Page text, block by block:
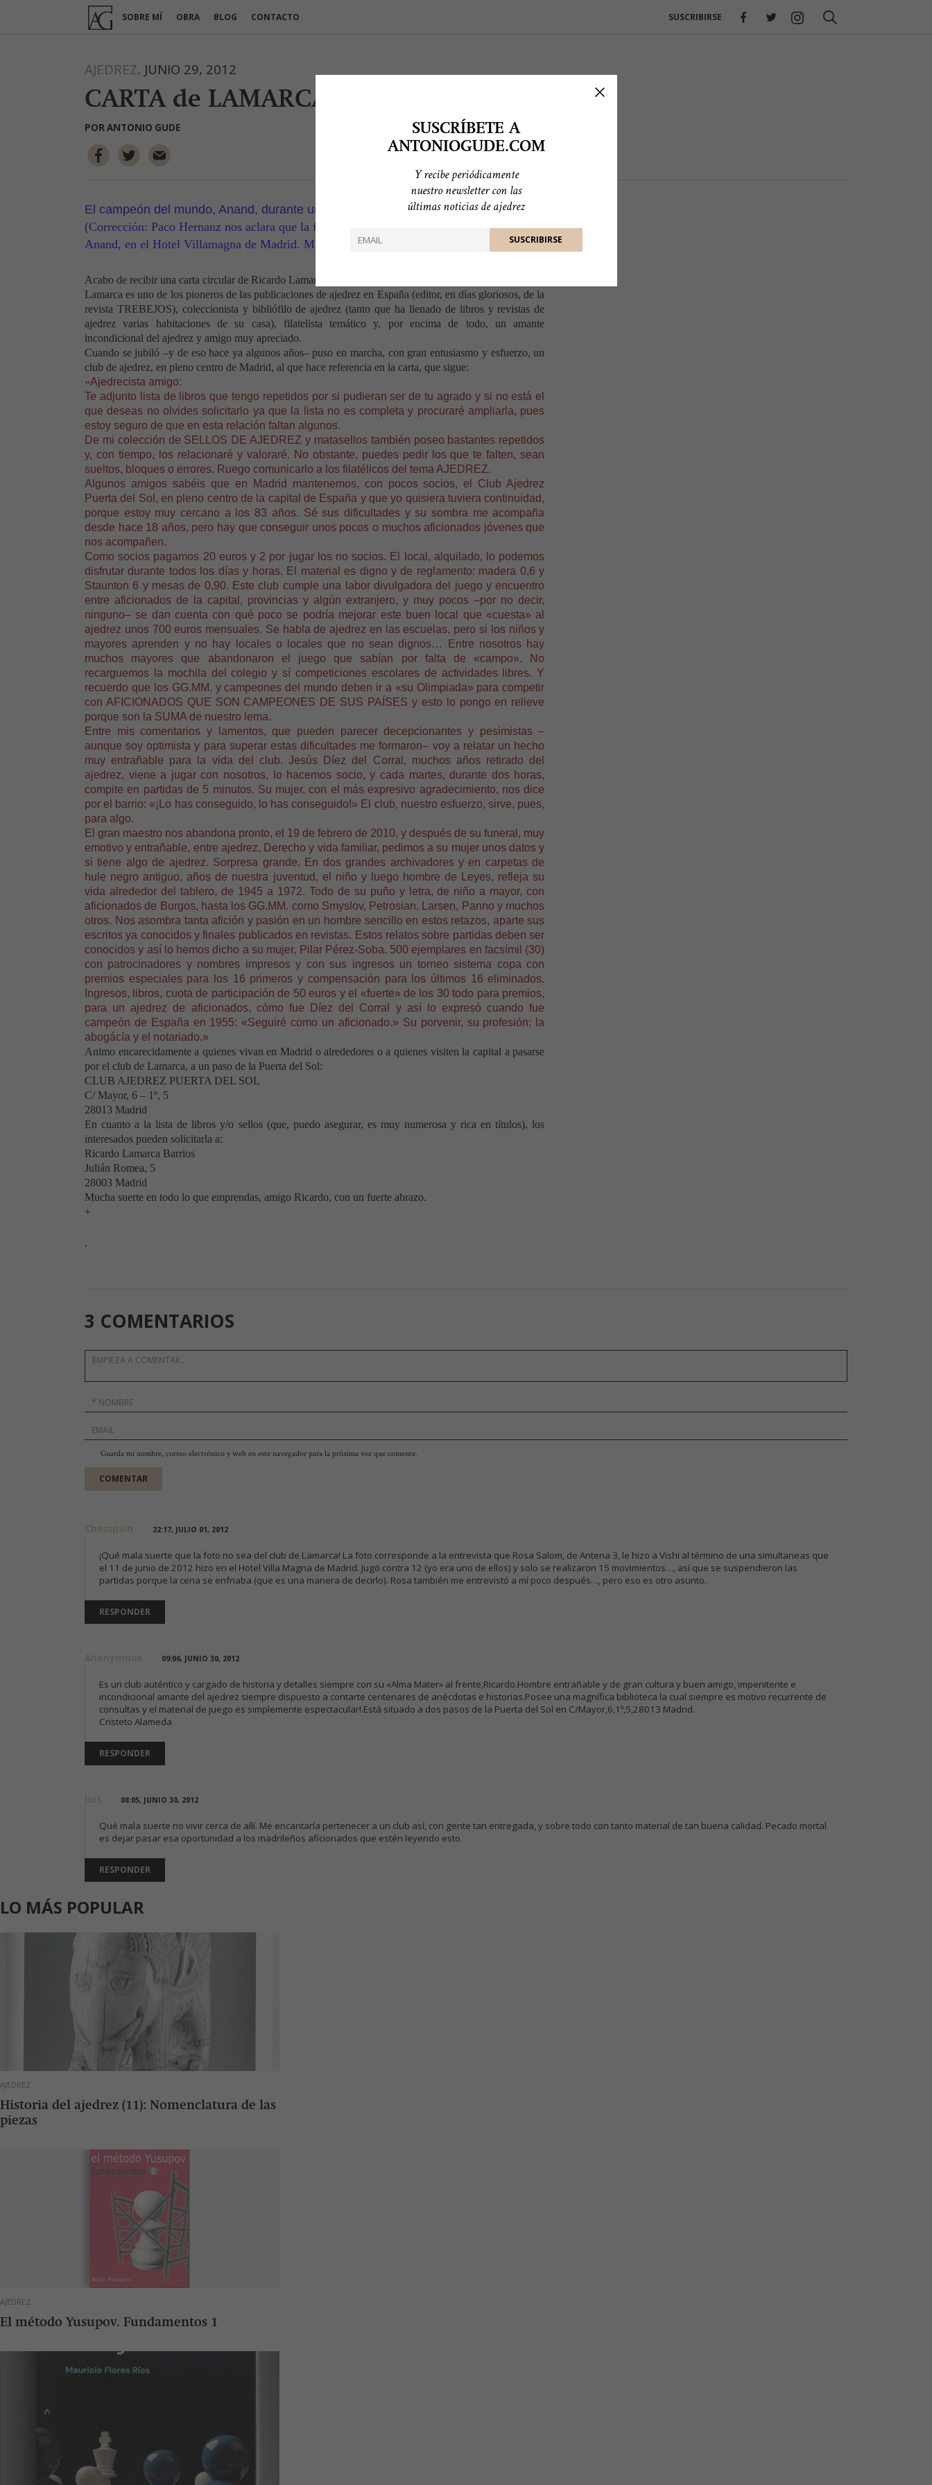
SUSCRÍBETE A
ANTONIOGUDE.COM
Y recibe periódicamente
nuestro newsletter con las
últimas noticias de ajedrez
SOBRE MÍ OBRA BLOG CONTACTO SUSCRIBIRSE
AJEDREZ, JUNIO 29, 2012
CARTA de LAMARCA
PORANTONIO GUDE
El campeón del mundo, Anand, durante una vista al club de Lamarca.
(Corrección: Paco Hernanz nos aclara que la foto corresponde a unas simultáneas de
Anand, en el Hotel Villamagna de Madrid. Mis excusas).
Acabo de recibir una carta circular de Ricardo Lamarca.
Lamarca es uno de los pioneros de las publicaciones de ajedrez en España (editor, en días gloriosos, de la
revista TREBEJOS), coleccionista y bibliófilo de ajedrez (tanto que ha llenado de libros y revistas de
ajedrez varias habitaciones de su casa), filatelista temático y, por encima de todo, un amante
incondicional del ajedrez y amigo muy apreciado.
Cuando se jubiló –y de eso hace ya algunos años– puso en marcha, con gran entusiasmo y esfuerzo, un
club de ajedrez, en pleno centro de Madrid, al que hace referencia en la carta, que sigue:
«Ajedrecista amigo:
Te adjunto lista de libros que tengo repetidos por si pudieran ser de tu agrado y si no está el
que deseas no olvides solicitarlo ya que la lista no es completa y procuraré ampliarla, pues
estoy seguro de que en esta relación faltan algunos.
De mi colección de SELLOS DE AJEDREZ y matasellos también poseo bastantes repetidos
y, con tiempo, los relacionaré y valoraré. No obstante, puedes pedir los que te falten, sean
sueltos, bloques o errores. Ruego comunicarlo a los filatélicos del tema AJEDREZ.
Algunos amigos sabéis que en Madrid mantenemos, con pocos socios, el Club Ajedrez
Puerta del Sol, en pleno centro de la capital de España y que yo quisiera tuviera continuidad,
porque estoy muy cercano a los 83 años. Sé sus dificultades y su sombra me acompaña
desde hace 18 años, pero hay que conseguir unos pocos o muchos aficionados jóvenes que
nos acompañen.
Como socios pagamos 20 euros y 2 por jugar los no socios. El local, alquilado, lo podemos
disfrutar durante todos los días y horas. El material es digno y de reglamento: madera 0,6 y
Staunton 6 y mesas de 0,90. Este club cumple una labor divulgadora del juego y encuentro
entre aficionados de la capital, provincias y algún extranjero, y muy pocos –por no decir,
ninguno– se dan cuenta con qué poco se podría mejorar este buen local que «cuesta» al
ajedrez unos 700 euros mensuales. Se habla de ajedrez en las escuelas, pero si los niños y
mayores aprenden y no hay locales o locales que no sean dignos… Entre nosotros hay
muchos mayores que abandonaron el juego que sabían por falta de «campo». No
recarguemos la mochila del colegio y sí competiciones escolares de actividades libres. Y
recuerdo que los GG.MM. y campeones del mundo deben ir a «su Olimpiada» para competir
con AFICIONADOS QUE SON CAMPEONES DE SUS PAÍSES y esto lo pongo en relieve
porque son la SUMA de nuestro lema.
Entre mis comentarios y lamentos, que pueden parecer decepcionantes y pesimistas –
aunque soy optimista y para superar estas dificultades me formaron– voy a relatar un hecho
muy entrañable para la vida del club. Jesús Díez del Corral, muchos años retirado del
ajedrez, viene a jugar con nosotros, lo hacemos socio, y cada martes, durante dos horas,
compite en partidas de 5 minutos. Su mujer, con el más expresivo agradecimiento, nos dice
por el barrio: «¡Lo has conseguido, lo has conseguido!» El club, nuestro esfuerzo, sirve, pues,
para algo.
El gran maestro nos abandona pronto, el 19 de febrero de 2010, y después de su funeral, muy
emotivo y entrañable, entre ajedrez, Derecho y vida familiar, pedimos a su mujer unos datos y
si tiene algo de ajedrez. Sorpresa grande. En dos grandes archivadores y en carpetas de
hule negro antiguo, años de nuestra juventud, el niño y luego hombre de Leyes, refleja su
vida alrededor del tablero, de 1945 a 1972. Todo de su puño y letra, de niño a mayor, con
aficionados de Burgos, hasta los GG.MM. como Smyslov, Petrosian, Larsen, Panno y muchos
otros. Nos asombra tanta afición y pasión en un hombre sencillo en estos retazos, aparte sus
escritos ya conocidos y finales publicados en revistas. Estos relatos sobre partidas deben ser
conocidos y así lo hemos dicho a su mujer, Pilar Pérez-Soba. 500 ejemplares en facsímil (30)
con patrocinadores y nombres impresos y con sus ingresos un torneo sistema copa con
premios especiales para los 16 primeros y compensación para los últimos 16 eliminados.
Ingresos, libros, cuota de participación de 50 euros y el «fuerte» de los 30 todo para premios,
para un ajedrez de aficionados, cómo fue Díez del Corral y así lo expresó cuando fue
campeón de España en 1955: «Seguiré como un aficionado.» Su porvenir, su profesión: la
abogácía y el notariado.»
Animo encarecidamente a quienes vivan en Madrid o alrededores o a quienes visiten la capital a pasarse
por el club de Lamarca, a un paso de la Puerta del Sol:
CLUB AJEDREZ PUERTA DEL SOL
C/ Mayor, 6 – 1º, 5
28013 Madrid
En cuanto a la lista de libros y/o sellos (que, puedo asegurar, es muy numerosa y rica en títulos), los
interesados pueden solicitarla a:
Ricardo Lamarca Barrios
Julián Romea, 5
28003 Madrid
Mucha suerte en todo lo que emprendas, amigo Ricardo, con un fuerte abrazo.
+
.
3 COMENTARIOS
Guarda mi nombre, correo electrónico y web en este navegador para la próxima vez que comente.
Chesspain 22:17, JULIO 01, 2012
¡Qué mala suerte que la foto no sea del club de Lamarca! La foto corresponde a la entrevista que Rosa Salom, de Antena 3, le hizo a Vishi al término de una simultaneas que
el 11 de junio de 2012 hizo en el Hotel Villa Magna de Madrid. Jugó contra 12 (yo era uno de ellos) y solo se realizaron 15 movimientos…, así que se suspendieron las
partidas porque la cena se enfriaba (que es una manera de decirlo). Rosa también me entrevistó a mí poco después…, pero eso es otro asunto.
RESPONDER
Anonymous 09:06, JUNIO 30, 2012
Es un club auténtico y cargado de historia y detalles siempre con su «Alma Mater» al frente,Ricardo.Hombre entrañable y de gran cultura y buen amigo, impenitente e
incondicional amante del ajedrez siempre dispuesto a contarte centenares de anécdotas e historias.Posee una magnífica biblioteca la cual siempre es motivo recurrente de
consultas y el material de juego es simplemente espectacular!.Está situado a dos pasos de la Puerta del Sol en C/Mayor,6,1º,5,28013 Madrid.
Cristeto Alameda
RESPONDER
luis 08:05, JUNIO 30, 2012
Qué mala suerte no vivir cerca de allí. Me encantaría pertenecer a un club así, con gente tan entregada, y sobre todo con tanto material de tan buena calidad. Pecado mortal
es dejar pasar esa oportunidad a los madrileños aficionados que estén leyendo esto.
RESPONDER
LO MÁS POPULAR
AJEDREZ
Historia del ajedrez (11): Nomenclatura de las
piezas
AJEDREZ
El método Yusupov. Fundamentos 1